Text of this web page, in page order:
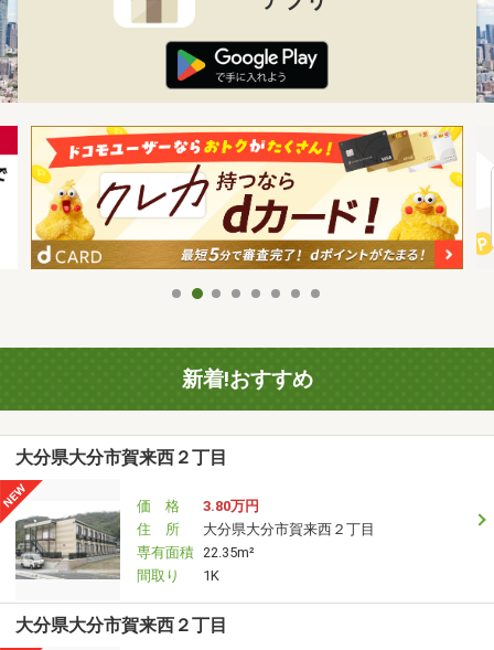
新着!おすすめ
大分県大分市賀来西２丁目
価 格
3.80万円
住 所
大分県大分市賀来西２丁目
専有面積 22.35m²
間取り
1K
大分県大分市賀来西２丁目